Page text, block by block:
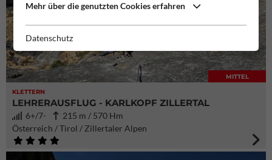
KLETTERN
MITTEL
LEHRERAUSFLUG - KARLKOPF ZILLERTAL
6+/7-
215 m / 570 Hm
Österreich / Tirol / Zillertaler Alpen
Mehr über die genutzten Cookies erfahren
Datenschutz